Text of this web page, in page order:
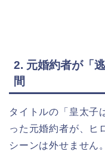
2. 元婚約者が「
間
タイトルの「皇太子
った元婚約者が、ヒ
シーンは外せません。